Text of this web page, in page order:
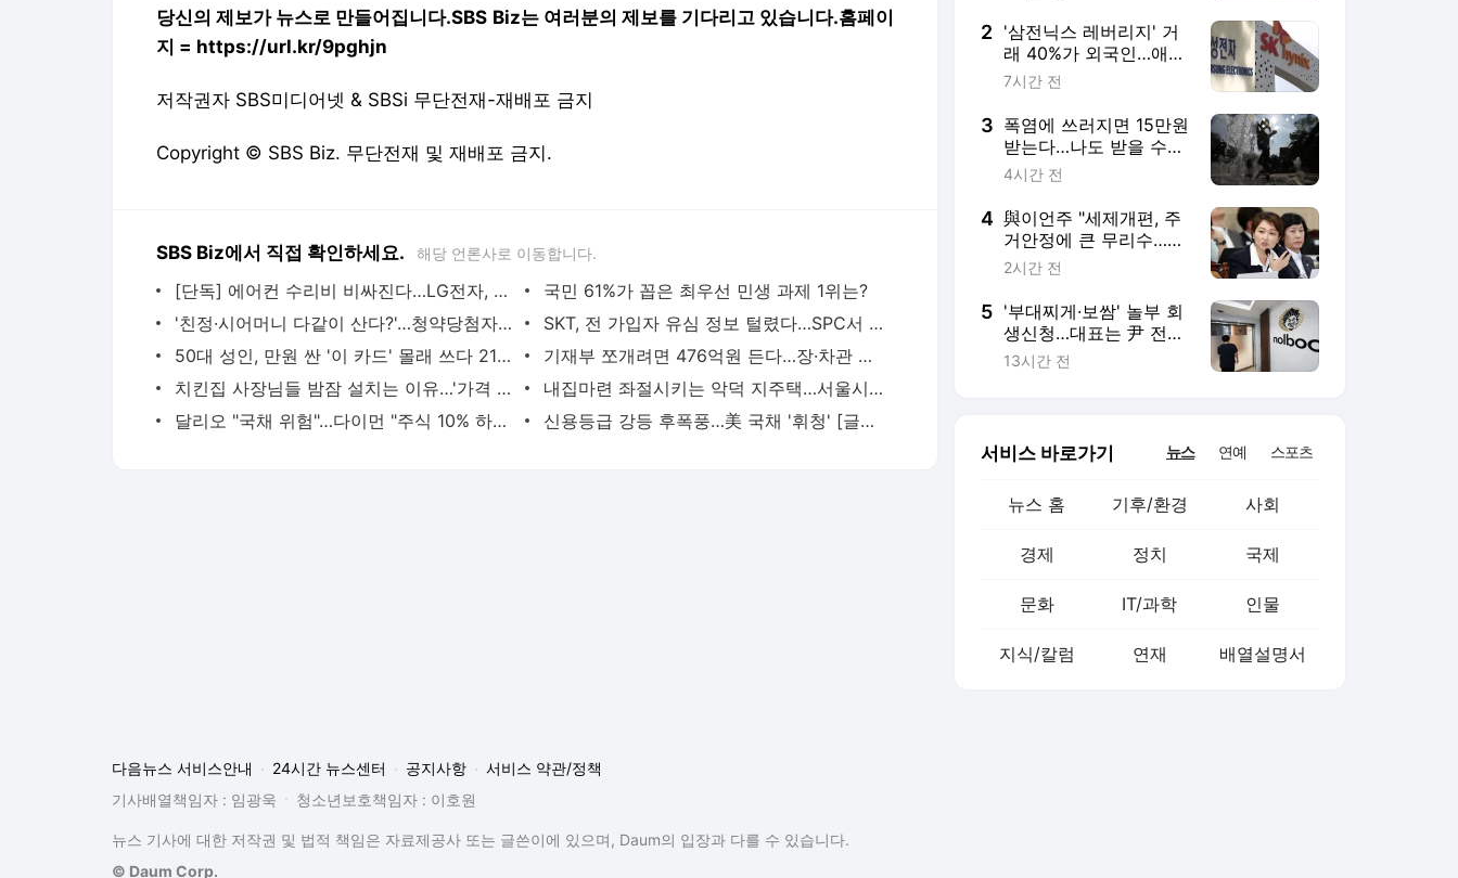
당신의 제보가 뉴스로 만들어집니다.SBS Biz는 여러분의 제보를 기다리고 있습니다.홈페이
지 = https://url.kr/9pghjn
저작권자 SBS미디어넷 & SBSi 무단전재-재배포 금지
Copyright © SBS Biz. 무단전재 및 재배포 금지.
SBS Biz에서 직접 확인하세요. 해당 언론사로 이동합니다.
[단독] 에어컨 수리비 비싸진다…LG전자, 성수기용 AS 출장비 신설
국민 61%가 꼽은 최우선 민생 과제 1위는?
'친정·시어머니 다같이 산다?'…청약당첨자 알고보니 꼼수
SKT, 전 가입자 유심 정보 털렸다…SPC서 또 사망사고
50대 성인, 만원 싼 '이 카드' 몰래 쓰다 210만원 토해냈다
기재부 쪼개려면 476억원 든다…장·차관 늘어 인건비가 80%
치킨집 사장님들 밤잠 설치는 이유…'가격 오를라'
내집마련 좌절시키는 악덕 지주택…서울시 조치는?
달리오 "국채 위험"…다이먼 "주식 10% 하락"
신용등급 강등 후폭풍…美 국채 '휘청' [글로벌 뉴스픽]
2 '삼전닉스 레버리지' 거
래 40%가 외국인…애먼
개미만 규제?
7시간 전
3 폭염에 쓰러지면 15만원
받는다…나도 받을 수
있나?
4시간 전
4 與이언주 "세제개편, 주
거안정에 큰 무리수…정
교한 재검토 필요"
2시간 전
5 '부대찌게·보쌈' 놀부 회
생신청…대표는 尹 전속
사진가 출신
13시간 전
서비스 바로가기 뉴스 연예 스포츠
뉴스 홈 기후/환경 사회
경제 정치 국제
문화 IT/과학 인물
지식/칼럼 연재 배열설명서
다음뉴스 서비스안내 24시간 뉴스센터 공지사항
서비스 약관/정책
기사배열책임자 : 임광욱
청소년보호책임자 : 이호원
뉴스 기사에 대한 저작권 및 법적 책임은 자료제공사 또는 글쓴이에 있으며, Daum의 입장과 다를 수 있습니다.
© Daum Corp.